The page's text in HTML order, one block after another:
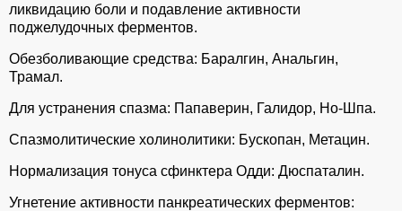
ликвидацию боли и подавление активности
поджелудочных ферментов.
Обезболивающие средства: Баралгин, Анальгин,
Трамал.
Для устранения спазма: Папаверин, Галидор, Но-Шпа.
Спазмолитические холинолитики: Бускопан, Метацин.
Нормализация тонуса сфинктера Одди: Дюспаталин.
Угнетение активности панкреатических ферментов: